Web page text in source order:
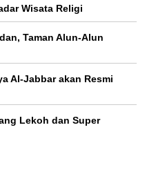
Wisata Religi
Taman Alun-Alun
Al-Jabbar akan Resmi
Lekoh dan Super